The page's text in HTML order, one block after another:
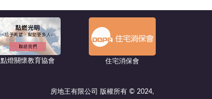
點燈關懷教育協會 住宅消保會
房地王有限公司 版權所有 © 2024,